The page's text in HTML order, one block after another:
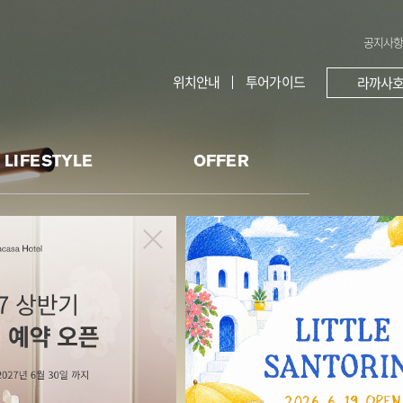
라까사
공지사항
위치안내 투어가이드
LIFESTYLE OFFER